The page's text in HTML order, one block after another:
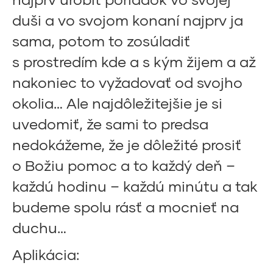
duši a vo svojom konaní najprv ja
sama, potom to zosúladiť
s prostredím kde a s kým žijem a až
nakoniec to vyžadovať od svojho
okolia… Ale najdôležitejšie je si
uvedomiť, že sami to predsa
nedokážeme, že je dôležité prosiť
o Božiu pomoc a to každý deň –
každú hodinu – každú minútu a tak
budeme spolu rásť a mocnieť na
duchu…
Aplikácia: